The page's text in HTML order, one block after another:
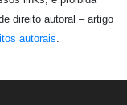
direito autoral – artigo
autorais